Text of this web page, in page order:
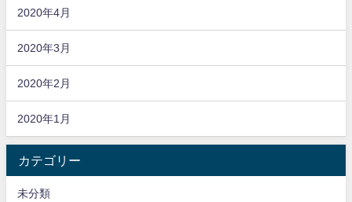
2020年4月
2020年3月
2020年2月
2020年1月
カテゴリー
未分類